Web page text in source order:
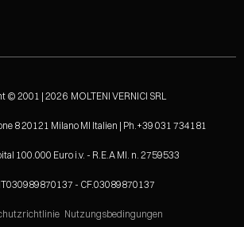
© 2001 | 2026 MOLTENI VERNICI SRL
8 20121 Milano MI Italien | Ph.+39 031 734181
100.000 Euro i.v. - R.E.A MI. n. 2759533
- CF.03089870137
Nutzungsbedingungen